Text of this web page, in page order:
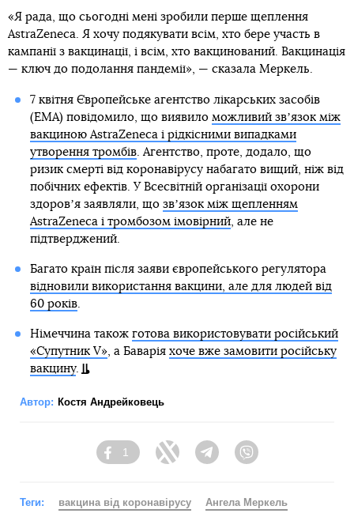
«Я рада, що сьогодні мені зробили перше щеплення
AstraZeneca. Я хочу подякувати всім, хто бере участь в
кампанії з вакцинації, і всім, хто вакцинований. Вакцинація
— ключ до подолання пандемії», — сказала Меркель.
7 квітня Європейське агентство лікарських засобів
(EMA) повідомило, що виявило можливий звʼязок між
вакциною AstraZeneca і рідкісними випадками
утворення тромбів. Агентство, проте, додало, що
ризик смерті від коронавірусу набагато вищий, ніж від
побічних ефектів. У Всесвітній організації охорони
здоровʼя заявляли, що звʼязок між щепленням
AstraZeneca і тромбозом імовірний, але не
підтверджений.
Багато країн після заяви європейського регулятора
відновили використання вакцини, але для людей від
60 років.
Німеччина також готова використовувати російський
«Супутник V», а Баварія хоче вже замовити російську
вакцину.
Автор: Костя Андрейковець
Facebook
1
Twitter Telegram
Теги: вакцина від коронавірусу
Ангела Меркель